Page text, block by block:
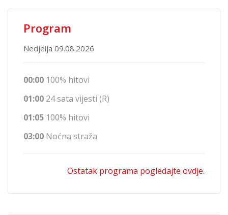
Program
Nedjelja 09.08.2026
00:00 100% hitovi
01:00 24 sata vijesti (R)
01:05 100% hitovi
03:00 Noćna straža
Ostatak programa pogledajte ovdje.